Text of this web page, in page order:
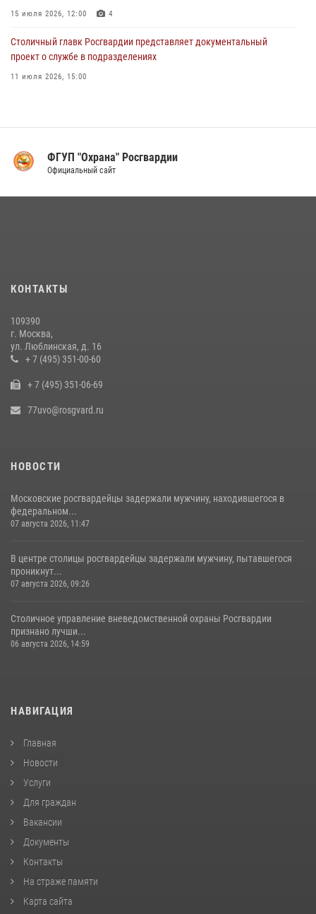
15 июля 2026, 12:00 4
Столичный главк Росгвардии представляет документальный
проект о службе в подразделениях
11 июля 2026, 15:00
В Управлении вневедомственной охраны Росгвардии подвели итоги
В центре столицы сотрудники Росгвардии задержали нарушителей
14 июля 2026, 08:00
В Москве сотрудники Росгвардии оказали помощь девушке,
17 июля 2026, 14:00
ФГУП "Охрана" Росгвардии
Официальный сайт
КОНТАКТЫ
109390
г. Москва,
ул. Люблинская, д. 16
+ 7 (495) 351-00-60
+ 7 (495) 351-06-69
77uvo@rosgvard.ru
НОВОСТИ
Московские росгвардейцы задержали мужчину, находившегося в
федеральном...
07 августа 2026, 11:47
В центре столицы росгвардейцы задержали мужчину, пытавшегося
проникнут...
07 августа 2026, 09:26
Столичное управление вневедомственной охраны Росгвардии
признано лучши...
06 августа 2026, 14:59
НАВИГАЦИЯ
Главная
Новости
Услуги
Для граждан
Вакансии
Документы
Контакты
На страже памяти
Карта сайта